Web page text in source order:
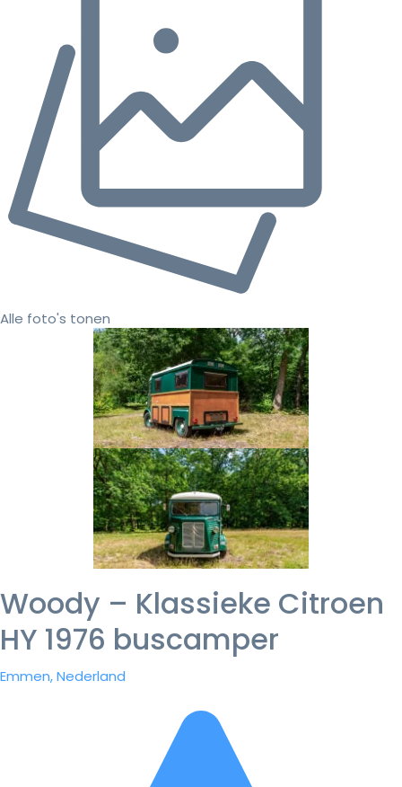
Alle foto's tonen
Woody – Klassieke Citroen
HY 1976 buscamper
Emmen, Nederland